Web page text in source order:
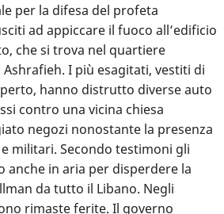
per la difesa del profeta
ad appiccare il fuoco all’edificio
che si trova nel quartiere
I più esagitati, vestiti di
hanno distrutto diverse auto
contro una vicina chiesa
negozi nonostante la presenza
militari. Secondo testimoni gli
anche in aria per disperdere la
da tutto il Libano. Negli
rimaste ferite. Il governo